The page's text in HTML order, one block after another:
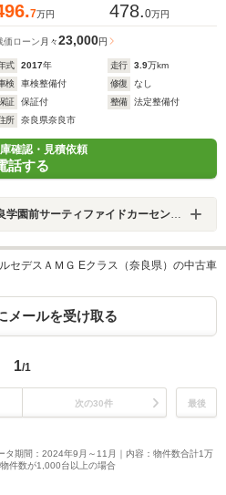
7万円 478.0万円
価ローン 月々23,000円
式 2017年 走行 3.9万km
検
車検整備付 修復
なし
証
保証付 整備
法定整備付
所
奈良県奈良市
確認・見積依頼
話する
園前サーティファイドカーセンター
セデスＡＭＧ Eクラス（奈良県）の中古車
メールを受け取る
1/1
次の30件 最後
タ期間：2024年9月～11月｜内容：物件数合計1万
件数が1,000台以上の場合